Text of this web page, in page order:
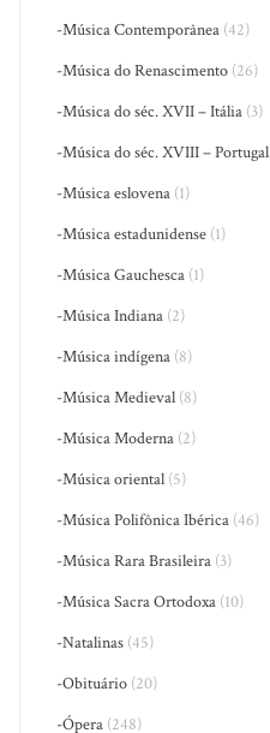
-Música Contemporânea (42)
-Música do Renascimento (26)
-Música do séc. XVII – Itália (3)
-Música do séc. XVIII – Portugal
-Música eslovena (1)
-Música estadunidense (1)
-Música Gauchesca (1)
-Música Indiana (2)
-Música indígena (8)
-Música Medieval (8)
-Música Moderna (2)
-Música oriental (5)
-Música Polifônica Ibérica (46)
-Música Rara Brasileira (3)
-Música Sacra Ortodoxa (10)
-Natalinas (45)
-Obituário (20)
-Ópera (248)